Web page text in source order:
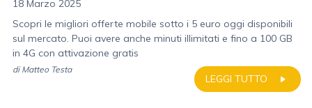
18 Marzo 2025
Scopri le migliori offerte mobile sotto i 5 euro oggi disponibili
sul mercato. Puoi avere anche minuti illimitati e fino a 100 GB
in 4G con attivazione gratis
LEGGI TUTTO
di Matteo Testa